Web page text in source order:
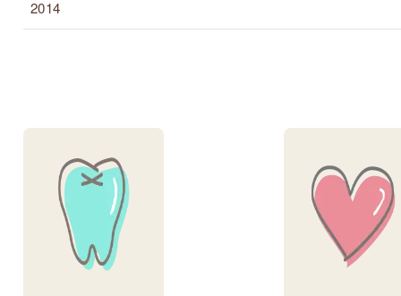
2014